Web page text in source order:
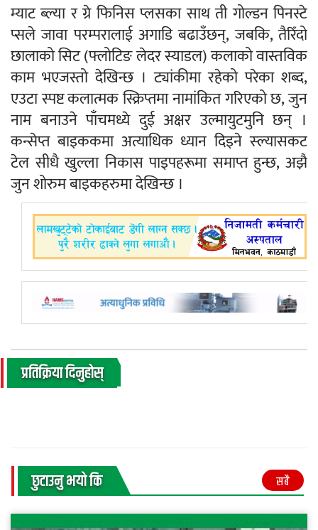
म्याट ब्ल्या र ग्रे फिनिस प्लसका साथ ती गोल्डन पिनस्टे
प्सले जावा परम्परालाई अगाडि बढाउँछन्, जबकि, तैरिँदो
छालाको सिट (फ्लोटिङ लेदर स्याडल) कलाको वास्तविक
काम भएजस्तो देखिन्छ । ट्यांकीमा रहेको परेका शब्द,
एउटा स्पष्ट कलात्मक स्क्रिप्तमा नामांकित गरिएको छ, जुन
नाम बनाउने पाँचमध्ये दुई अक्षर उल्मायुटमुनि छन् ।
कन्सेप्त बाइककमा अत्याधिक ध्यान दिइने स्ल्यासकट
टेल सीधै खुल्ला निकास पाइपहरूमा समाप्त हुन्छ, अझै
जुन शोरुम बाइकहरुमा देखिन्छ ।
प्रतिक्रिया दिनुहोस्
छुटाउनु भयाे कि सबै